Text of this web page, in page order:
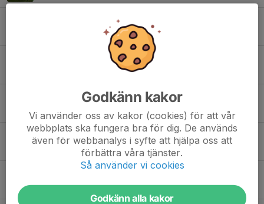
HCT del 3 - Anmälan har öppnat
0
Kenta Ohlsson Trophy 2026
HCT del 2 - Anmälan har öppnat!
Kenta Ohlsson Trophy 2026
22 maj, 18:13 0
17 maj, 10:58 2
Godkänn kakor
Vi använder oss av kakor (cookies) för att vår
webbplats ska fungera bra för dig. De används
även för webbanalys i syfte att hjälpa oss att
förbättra våra tjänster.
Så använder vi cookies
Godkänn alla kakor